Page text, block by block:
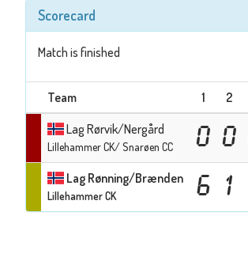
Scorecard
Match is finished
Team 1 2
Lag Rørvik/Nergård
Lillehammer CK/ Snarøen CC 0 0
Lag Rønning/Brænden
Lillehammer CK 6 1